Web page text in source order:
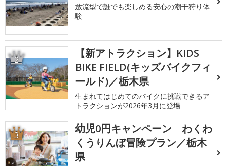
放流型で誰でも楽しめる安心の潮干狩り体
験
2
【新アトラクション】KIDS
BIKE FIELD(キッズバイクフィ
ールド)／栃木県
生まれてはじめてのバイクに挑戦できるア
トラクションが2026年3月に登場
3
幼児0円キャンペーン わくわ
くうりんぼ冒険プラン／栃木
県